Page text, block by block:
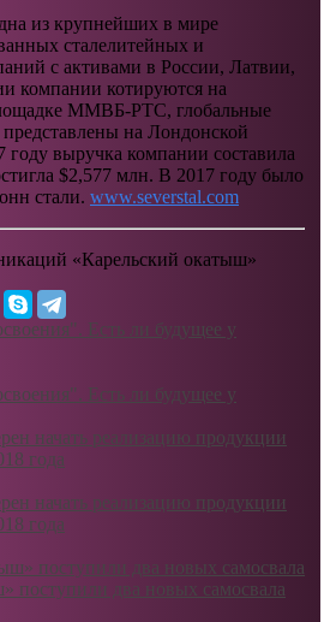
из крупнейших в мире
сталелитейных и
c активами в России, Латвии,
компании котируются на
ММВБ-РТС, глобальные
на Лондонской
выручка компании составила
$2,577 млн. В 2017 году было
стали. www.severstal.com
«Карельский окатыш»
Есть ли будущее у
Есть ли будущее у
начать реализацию продукции
года
начать реализацию продукции
года
поступили два новых самосвала